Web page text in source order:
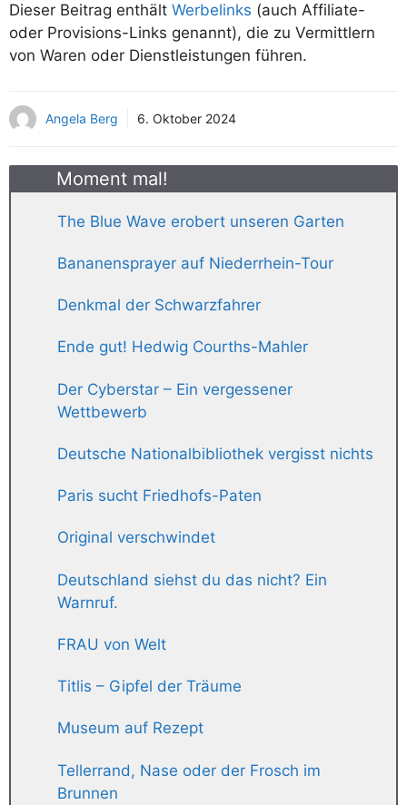
Dieser Beitrag enthält Werbelinks (auch Affiliate-
oder Provisions-Links genannt), die zu Vermittlern
von Waren oder Dienstleistungen führen.
Angela Berg 6. Oktober 2024
Moment mal!
The Blue Wave erobert unseren Garten
Bananensprayer auf Niederrhein-Tour
Denkmal der Schwarzfahrer
Ende gut! Hedwig Courths-Mahler
Der Cyberstar – Ein vergessener
Wettbewerb
Deutsche Nationalbibliothek vergisst nichts
Paris sucht Friedhofs-Paten
Original verschwindet
Deutschland siehst du das nicht? Ein
Warnruf.
FRAU von Welt
Titlis – Gipfel der Träume
Museum auf Rezept
Tellerrand, Nase oder der Frosch im
Brunnen